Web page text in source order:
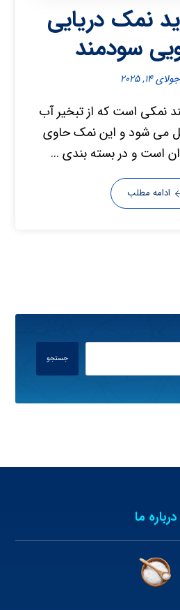
نمک دریایی
جولای ۱۴, ۲۰۲۵
نمکی است که از تبخیر آب
می شود و این نمک حاوی
است و در بسته بندی ...
ادامه مطلب
جستجو
درباره ما